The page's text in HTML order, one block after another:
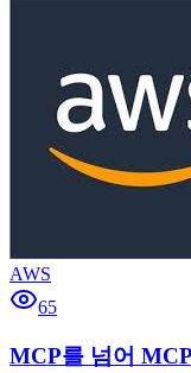
AWS
65
MCP를 넘어